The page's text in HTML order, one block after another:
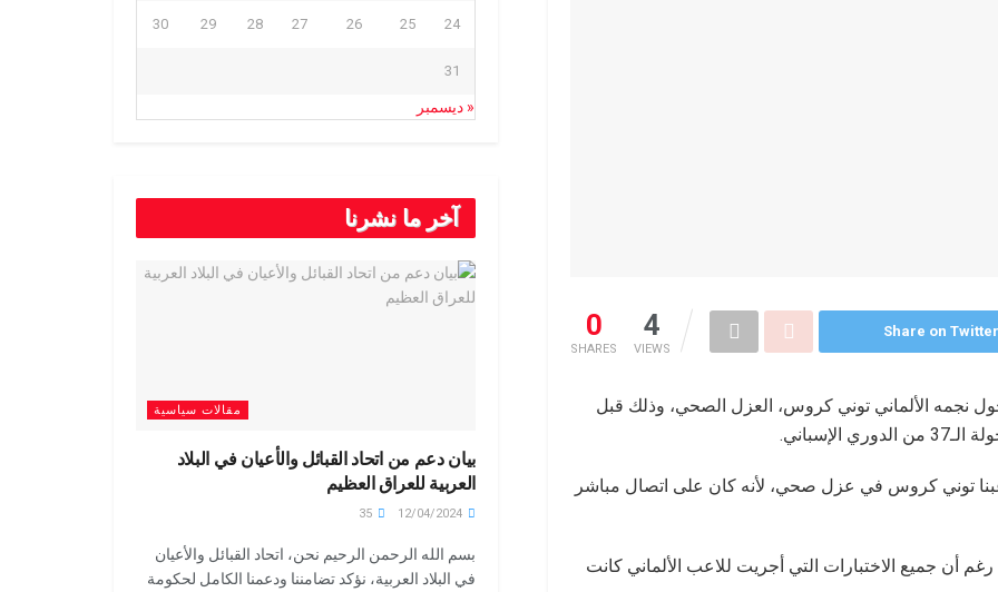
0
SHARES
4
VIEWS
Share on Twitter
نجمه الألماني توني كروس، العزل الصحي، وذلك قبل
توني كروس في عزل صحي، لأنه كان على اتصال مباشر
أن جميع الاختبارات التي أجريت للاعب الألماني كانت
24
25
26
27
28
29
30
31
« ديسمبر
آخر ما نشرنا
مقالات سياسية
بيان دعم من اتحاد القبائل والأعيان في البلاد
العربية للعراق العظيم
بسم الله الرحمن الرحيم نحن، اتحاد القبائل والأعيان
في البلاد العربية، نؤكد تضامننا ودعمنا الكامل لحكومة